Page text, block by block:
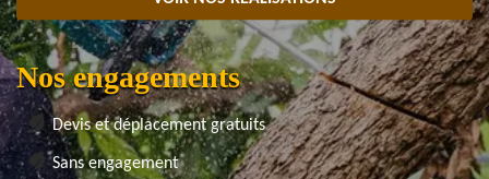
Nos engagements
Devis et déplacement gratuits
Sans engagement